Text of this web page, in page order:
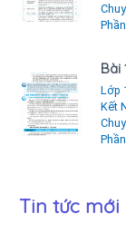
Bài
Lớp
Kết
Tin tức mới